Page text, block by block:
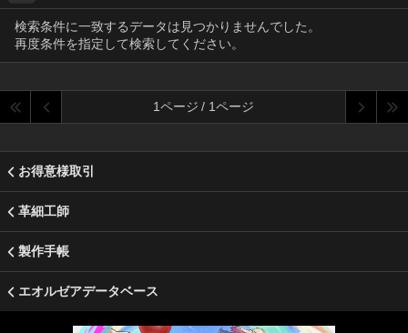
検索条件に一致するデータは見つかりませんでした。
再度条件を指定して検索してください。
1ページ / 1ページ
お得意様取引
革細工師
製作手帳
エオルゼアデータベース